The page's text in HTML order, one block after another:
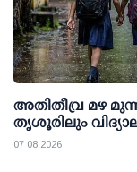
അതിതീവ്ര മഴ
തൃശൂരിലും
07 08 2026